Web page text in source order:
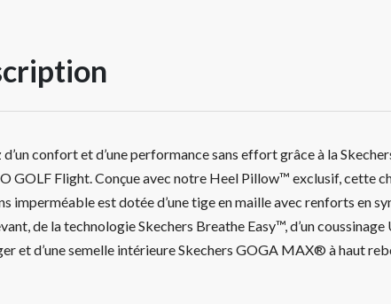
confort et d’une performance sans effort grâce à la
GOLF Flight. Conçue avec notre Heel Pillow™ exclusif, cette
imperméable est dotée d’une tige en maille avec renforts en
de la technologie Skechers Breathe Easy™, d’un
et d’une semelle intérieure Skechers GOGA MAX® à haut